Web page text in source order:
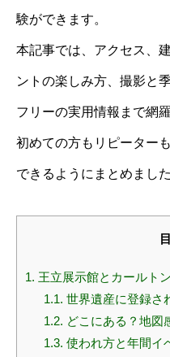
験ができます。
本記事では、アクセス、
ントの楽しみ方、撮影と
フリーの実用情報まで網
初めての方もリピーター
できるようにまとめました
1. 王立展示館とカールト
1.1. 世界遺産に登録さ
1.2. どこにある？地図
1.3. 使われ方と年間イ